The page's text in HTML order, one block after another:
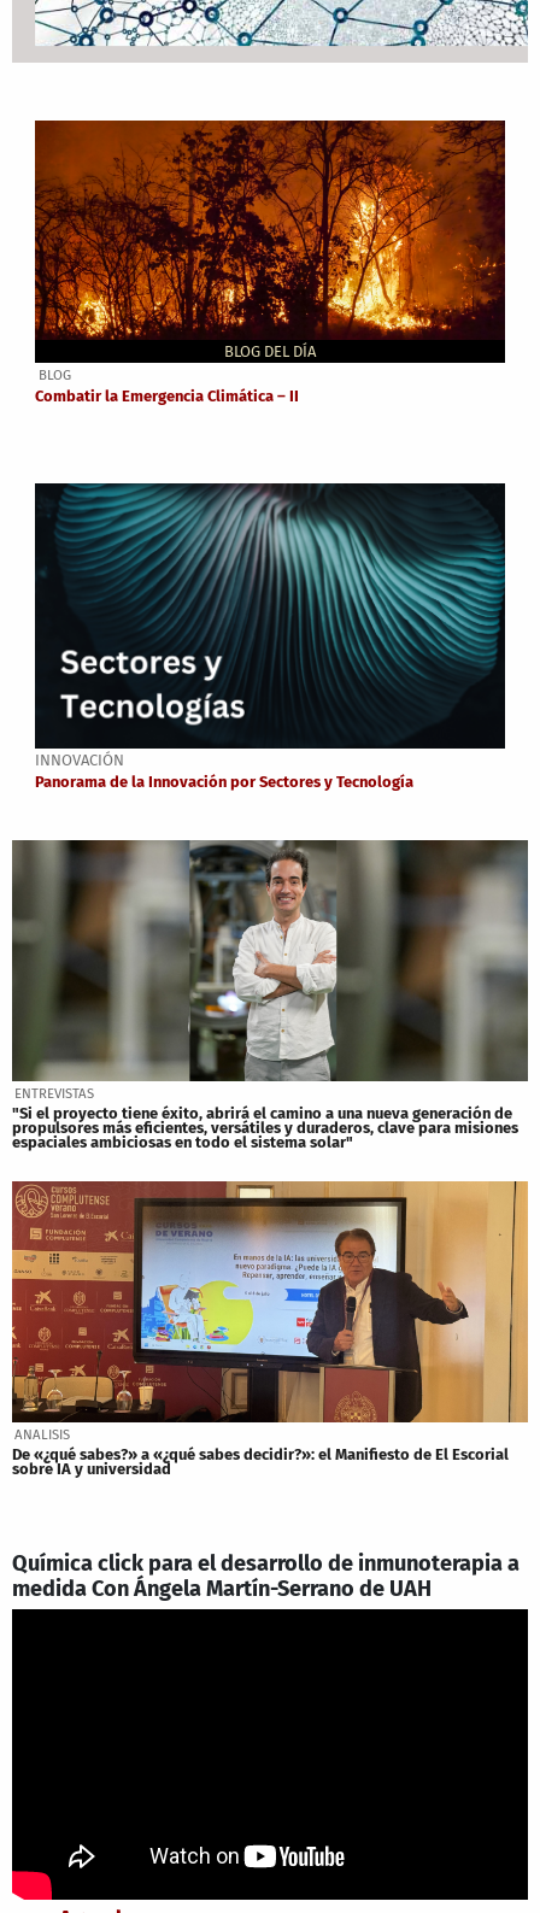
BLOG DEL DÍA
BLOG
Combatir la Emergencia Climática – II
INNOVACIÓN
Panorama de la Innovación por Sectores y Tecnología
ENTREVISTAS
"Si el proyecto tiene éxito, abrirá el camino a una nueva generación de
propulsores más eficientes, versátiles y duraderos, clave para misiones
espaciales ambiciosas en todo el sistema solar"
ANALISIS
De «¿qué sabes?» a «¿qué sabes decidir?»: el Manifiesto de El Escorial
sobre IA y universidad
Química click para el desarrollo de inmunoterapia a
medida Con Ángela Martín-Serrano de UAH